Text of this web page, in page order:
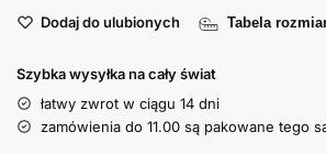
Dodaj do ulubionych Tabela
Szybka wysyłka na cały świat
łatwy zwrot w ciągu 14 dni
zamówienia do 11.00 są pakowane tego